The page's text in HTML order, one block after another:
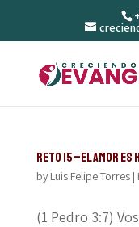
Reto 15–El amor
by Luis Felipe Torres|
(1 Pedro 3:7)